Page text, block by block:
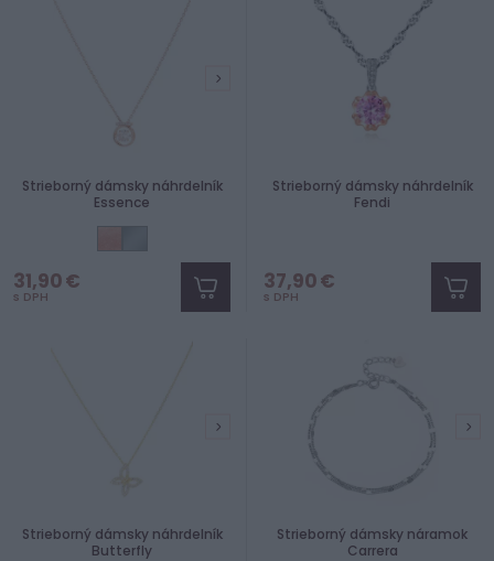
Strieborný dámsky náhrdelník
Essence
31,90 €
s DPH
Strieborný dámsky náhrdelník
Fendi
37,90 €
s DPH
Strieborný dámsky náhrdelník
Butterfly
Strieborný dámsky náramok
Carrera